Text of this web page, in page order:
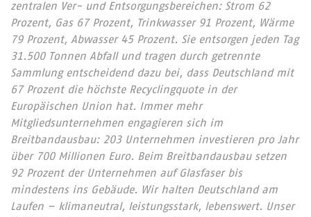
zentralen Ver- und Entsorgungsbereichen: Strom 62
Prozent, Gas 67 Prozent, Trinkwasser 91 Prozent, Wärme
79 Prozent, Abwasser 45 Prozent. Sie entsorgen jeden Tag
31.500 Tonnen Abfall und tragen durch getrennte
Sammlung entscheidend dazu bei, dass Deutschland mit
67 Prozent die höchste Recyclingquote in der
Europäischen Union hat. Immer mehr
Mitgliedsunternehmen engagieren sich im
Breitbandausbau: 203 Unternehmen investieren pro Jahr
über 700 Millionen Euro. Beim Breitbandausbau setzen
92 Prozent der Unternehmen auf Glasfaser bis
mindestens ins Gebäude. Wir halten Deutschland am
Laufen – klimaneutral, leistungsstark, lebenswert. Unser